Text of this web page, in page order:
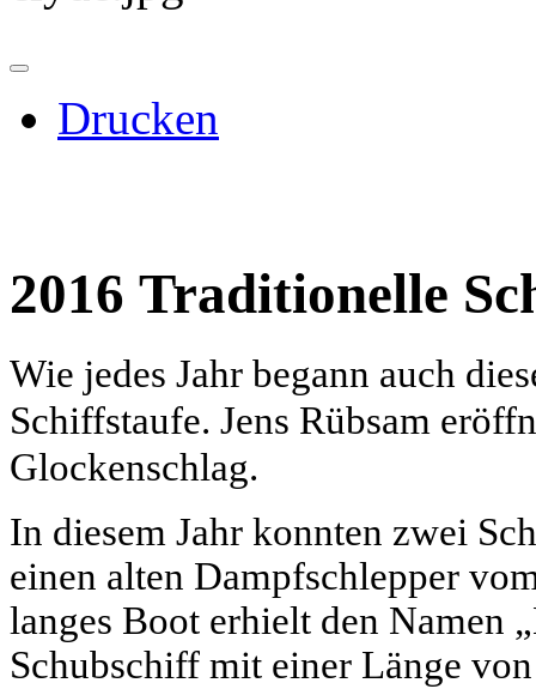
Drucken
2016 Traditionelle
Wie jedes Jahr begann auch
Schiffstaufe. Jens Rübsam
Glockenschlag.
In diesem Jahr konnten zwei
einen alten Dampfschlepper
langes Boot erhielt den Namen
Schubschiff mit einer Länge